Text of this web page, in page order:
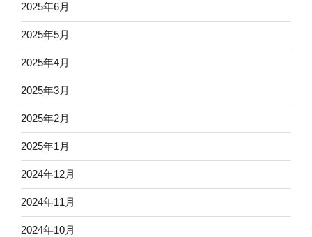
2025年6月
2025年5月
2025年4月
2025年3月
2025年2月
2025年1月
2024年12月
2024年11月
2024年10月